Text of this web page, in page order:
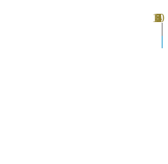
1
2
3
4
5
6
7
8
9
10